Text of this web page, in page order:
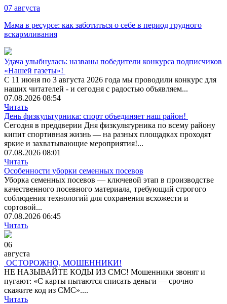
07 августа
Мама в ресурсе: как заботиться о себе в период грудного
вскармливания
Удача улыбнулась: названы победители конкурса подписчиков
«Нашей газеты»!
С 11 июня по 3 августа 2026 года мы проводили конкурс для
наших читателей - и сегодня с радостью объявляем...
07.08.2026 08:54
Читать
День физкультурника: спорт объединяет наш район!
Сегодня в преддверии Дня физкультурника по всему району
кипит спортивная жизнь — на разных площадках проходят
яркие и захватывающие мероприятия!...
07.08.2026 08:01
Читать
Особенности уборки семенных посевов
Уборка семенных посевов — ключевой этап в производстве
качественного посевного материала, требующий строгого
соблюдения технологий для сохранения всхожести и
сортовой...
07.08.2026 06:45
Читать
06
августа
ОСТОРОЖНО, МОШЕННИКИ!
НЕ НАЗЫВАЙТЕ КОДЫ ИЗ СМС! Мошенники звонят и
пугают: «С карты пытаются списать деньги — срочно
скажите код из СМС»....
Читать